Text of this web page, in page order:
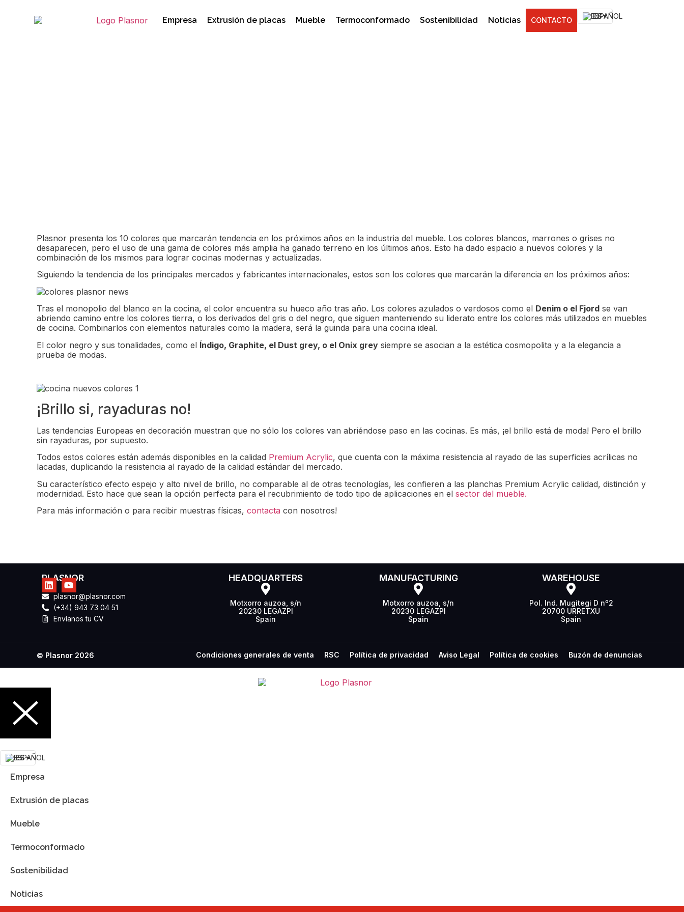
Empresa Extrusión de placas Mueble Termoconformado Sostenibilidad Noticias CONTACTO ES
Plasnor presenta los 10 colores que marcarán tendencia en los próximos años en la industria del mueble. Los colores blancos, marrones o grises no
desaparecen, pero el uso de una gama de colores más amplia ha ganado terreno en los últimos años. Esto ha dado espacio a nuevos colores y la
combinación de los mismos para lograr cocinas modernas y actualizadas.
Siguiendo la tendencia de los principales mercados y fabricantes internacionales, estos son los colores que marcarán la diferencia en los próximos años:
Tras el monopolio del blanco en la cocina, el color encuentra su hueco año tras año. Los colores azulados o verdosos como el Denim o el Fjord se van
abriendo camino entre los colores tierra, o los derivados del gris o del negro, que siguen manteniendo su liderato entre los colores más utilizados en muebles
de cocina. Combinarlos con elementos naturales como la madera, será la guinda para una cocina ideal.
El color negro y sus tonalidades, como el Índigo, Graphite, el Dust grey, o el Onix grey siempre se asocian a la estética cosmopolita y a la elegancia a
prueba de modas.
¡Brillo si, rayaduras no!
Las tendencias Europeas en decoración muestran que no sólo los colores van abriéndose paso en las cocinas. Es más, ¡el brillo está de moda! Pero el brillo
sin rayaduras, por supuesto.
Todos estos colores están además disponibles en la calidad Premium Acrylic, que cuenta con la máxima resistencia al rayado de las superficies acrílicas no
lacadas, duplicando la resistencia al rayado de la calidad estándar del mercado.
Su característico efecto espejo y alto nivel de brillo, no comparable al de otras tecnologías, les confieren a las planchas Premium Acrylic calidad, distinción y
modernidad. Esto hace que sean la opción perfecta para el recubrimiento de todo tipo de aplicaciones en el sector del mueble.
Para más información o para recibir muestras físicas, contacta con nosotros!
PLASNOR
plasnor@plasnor.com
(+34) 943 73 04 51
Envíanos tu CV
HEADQUARTERS
Motxorro auzoa, s/n
20230 LEGAZPI
Spain
MANUFACTURING
Motxorro auzoa, s/n
20230 LEGAZPI
Spain
WAREHOUSE
Pol. Ind. Mugitegi D nº2
20700 URRETXU
Spain
© Plasnor 2026 Condiciones generales de venta RSC Política de privacidad Aviso Legal Política de cookies Buzón de denuncias
ES
Empresa
Extrusión de placas
Mueble
Termoconformado
Sostenibilidad
Noticias